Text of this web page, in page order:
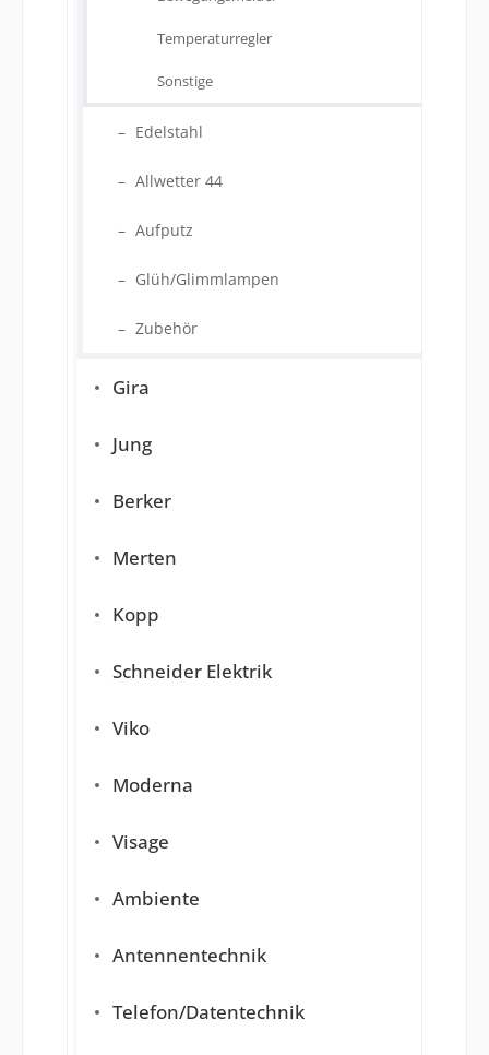
Temperaturregler
Sonstige
Edelstahl
Allwetter 44
Aufputz
Glüh/Glimmlampen
Zubehör
Gira
Jung
Berker
Merten
Kopp
Schneider Elektrik
Viko
Moderna
Visage
Ambiente
Antennentechnik
Telefon/Datentechnik